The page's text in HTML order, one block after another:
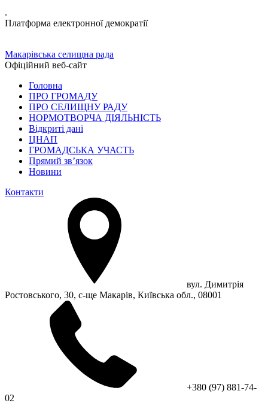
.
Платформа електронної демократії
Макарівська селищна рада
Офіційний веб-сайт
Головна
ПРО ГРОМАДУ
ПРО СЕЛИЩНУ РАДУ
НОРМОТВОРЧА ДІЯЛЬНІСТЬ
Відкриті дані
ЦНАП
ГРОМАДСЬКА УЧАСТЬ
Прямий зв’язок
Новини
Контакти
вул. Димитрія
Ростовського, 30, с-ще Макарів, Київська обл., 08001
+380 (97) 881-74-
02